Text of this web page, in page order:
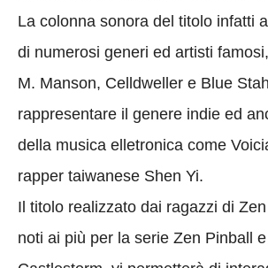
La colonna sonora del titolo infatti
di numerosi generi ed artisti
M. Manson, Celldweller e Blue
rappresentare il genere indie ed
della musica elletronica come
rapper taiwanese Shen Yi.
Il titolo realizzato dai ragazzi di
noti ai più per la serie Zen Pinball